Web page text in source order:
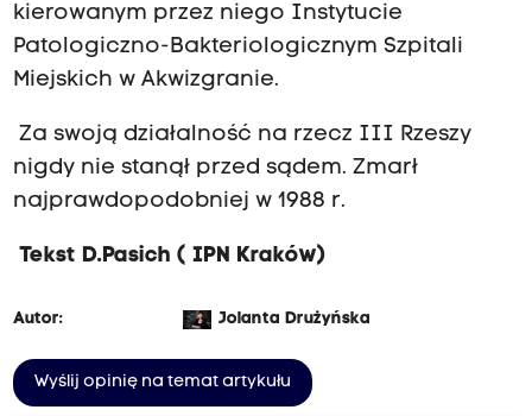
kierowanym przez niego Instytucie
Patologiczno-Bakteriologicznym Szpitali
Miejskich w Akwizgranie.
Za swoją działalność na rzecz III Rzeszy
nigdy nie stanął przed sądem. Zmarł
najprawdopodobniej w 1988 r.
Tekst D.Pasich ( IPN Kraków)
Autor: Jolanta Drużyńska
Wyślij opinię na temat artykułu